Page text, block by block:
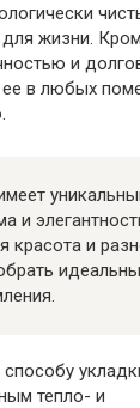
жизни.
и
ее в любых
и
красота и
тепло- и